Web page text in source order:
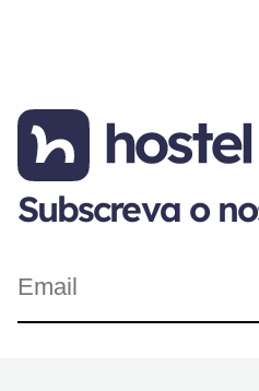
Subscreva o